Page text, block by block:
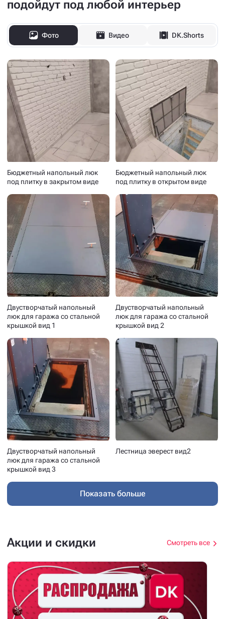
подойдут под любой интерьер
Фото Видео DK.Shorts
Бюджетный напольный люк
под плитку в закрытом виде
Бюджетный напольный люк
под плитку в открытом виде
Двустворчатый напольный
люк для гаража со стальной
крышкой вид 1
Двустворчатый напольный
люк для гаража со стальной
крышкой вид 2
Двустворчатый напольный
люк для гаража со стальной
крышкой вид 3
Лестница эверест вид2
Показать больше
Акции и скидки Смотреть все